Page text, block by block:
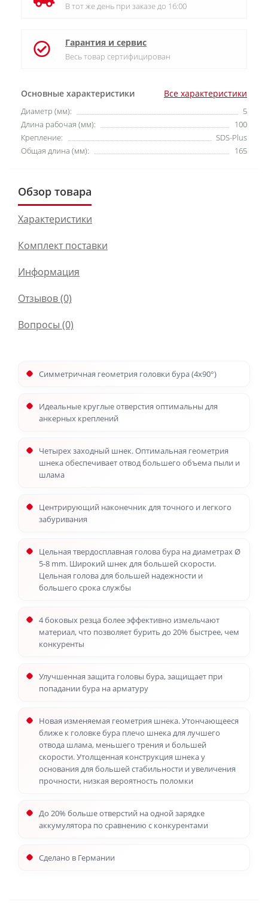
Основные характеристики Все характеристики
Диаметр (мм):
5
Длина рабочая (мм):
100
Крепление:
SDS-Plus
Общая длина (мм):
165
В тот же день при заказе до 16:00
Гарантия и сервис
Весь товар сертифицирован
Обзор товара
Характеристики
Комплект поставки
Информация
Отзывов (0)
Вопросы (0)
Симметричная геометрия головки бура (4x90°)
Идеальные круглые отверстия оптимальны для
анкерных креплений
Четырех заходный шнек. Оптимальная геометрия
шнека обеспечивает отвод большего объема пыли и
шлама
Центрирующий наконечник для точного и легкого
забуривания
Цельная твердосплавная голова бура на диаметрах Ø
5-8 mm. Широкий шнек для большей скорости.
Цельная голова для большей надежности и
большего срока службы
4 боковых резца более эффективно измельчают
материал, что позволяет бурить до 20% быстрее, чем
конкуренты
Улучшенная защита головы бура, защищает при
попадании бура на арматуру
Новая изменяемая геометрия шнека. Утончающееся
ближе к головке бура плечо шнека для лучшего
отвода шлама, меньшего трения и большей
скорости. Утолщенная конструкция шнека у
основания для большей стабильности и увеличения
прочности, низкая вероятность поломки
До 20% больше отверстий на одной зарядке
аккумулятора по сравнению с конкурентами
Сделано в Германии